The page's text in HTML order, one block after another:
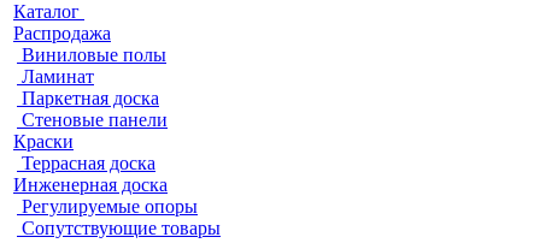
Каталог
Распродажа
Виниловые полы
Ламинат
Паркетная доска
Стеновые панели
Краски
Террасная доска
Инженерная доска
Регулируемые опоры
Сопутствующие товары